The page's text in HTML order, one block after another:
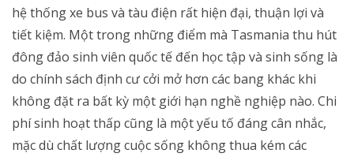
hệ thống xe bus và tàu điện rất hiện đại, thuận lợi và
tiết kiệm. Một trong những điểm mà Tasmania thu hút
đông đảo sinh viên quốc tế đến học tập và sinh sống là
do chính sách định cư cởi mở hơn các bang khác khi
không đặt ra bất kỳ một giới hạn nghề nghiệp nào. Chi
phí sinh hoạt thấp cũng là một yếu tố đáng cân nhắc,
mặc dù chất lượng cuộc sống không thua kém các